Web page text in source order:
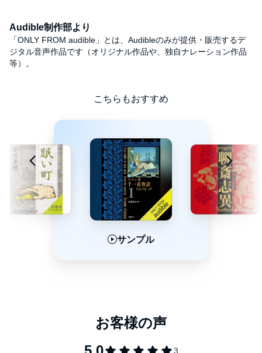
Audible制作部より
「ONLY FROM audible」とは、Audibleのみが提供・販売するデ
ジタル音声作品です（オリジナル作品や、独自ナレーション作品
等）。
こちらもおすすめ
サンプル